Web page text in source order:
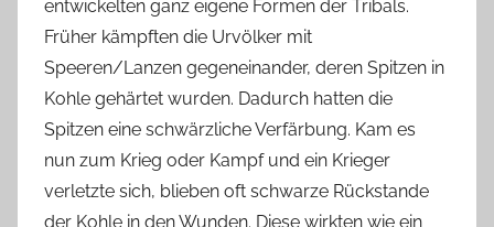
entwickelten ganz eigene Formen der Tribals.
Früher kämpften die Urvölker mit
Speeren/Lanzen gegeneinander, deren Spitzen in
Kohle gehärtet wurden. Dadurch hatten die
Spitzen eine schwärzliche Verfärbung. Kam es
nun zum Krieg oder Kampf und ein Krieger
verletzte sich, blieben oft schwarze Rückstande
der Kohle in den Wunden. Diese wirkten wie ein